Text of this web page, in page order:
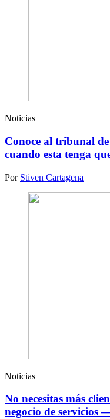
Noticias
Conoce al tribunal
cuando esta tenga
Por Stiven Cartagena
Noticias
No necesitas más
negocio de servicios